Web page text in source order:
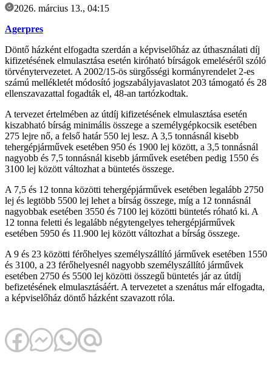
2026. március 13., 04:15
Agerpres
Döntő házként elfogadta szerdán a képviselőház az úthasználati díj
kifizetésének elmulasztása esetén kiróható bírságok emeléséről szóló
törvénytervezetet. A 2002/15-ös sürgősségi kormányrendelet 2-es
számú mellékletét módosító jogszabályjavaslatot 203 támogató és 28
ellenszavazattal fogadták el, 48-an tartózkodtak.
A tervezet értelmében az útdíj kifizetésének elmulasztása esetén
kiszabható bírság minimális összege a személygépkocsik esetében
275 lejre nő, a felső határ 550 lej lesz. A 3,5 tonnásnál kisebb
tehergépjárművek esetében 950 és 1900 lej között, a 3,5 tonnásnál
nagyobb és 7,5 tonnásnál kisebb járművek esetében pedig 1550 és
3100 lej között változhat a büntetés összege.
A 7,5 és 12 tonna közötti tehergépjárművek esetében legalább 2750
lej és legtöbb 5500 lej lehet a bírság összege, míg a 12 tonnásnál
nagyobbak esetében 3550 és 7100 lej közötti büntetés róható ki. A
12 tonna feletti és legalább négytengelyes tehergépjárművek
esetében 5950 és 11.900 lej között változhat a bírság összege.
A 9 és 23 közötti férőhelyes személyszállító járművek esetében 1550
és 3100, a 23 férőhelyesnél nagyobb személyszállító járművek
esetében 2750 és 5500 lej közötti összegű büntetés jár az útdíj
befizetésének elmulasztásáért. A tervezetet a szenátus már elfogadta,
a képviselőház döntő házként szavazott róla.